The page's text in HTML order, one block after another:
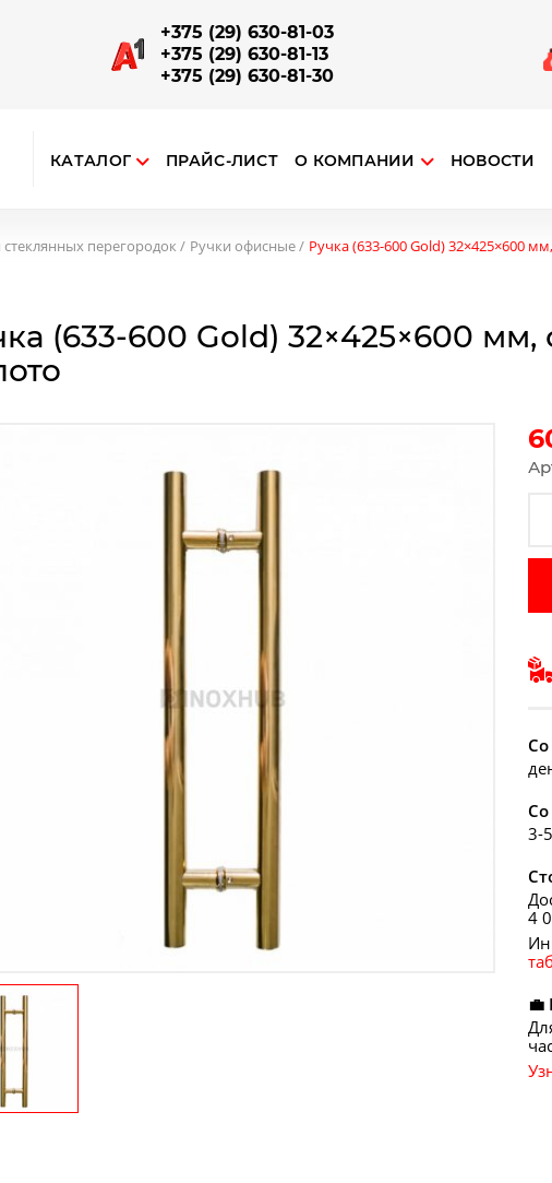
+375 (29) 630-81-03
+375 (29) 630-81-13
+375 (29) 630-81-30
поиск
КАТАЛОГ ПРАЙС-ЛИСТ О КОМПАНИИ НОВОСТИ
перегородок Ручки офисные Ручка (633-600 Gold) 32×425×600
(633-600 Gold) 32×425×600 мм,
Со
3-
4
💼